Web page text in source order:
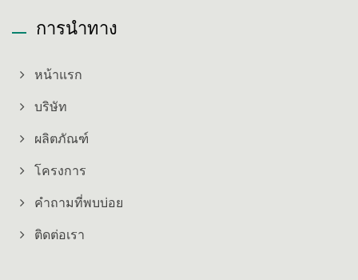
การนำทาง
หน้าแรก
บริษัท
ผลิตภัณฑ์
โครงการ
คำถามที่พบบ่อย
ติดต่อเรา